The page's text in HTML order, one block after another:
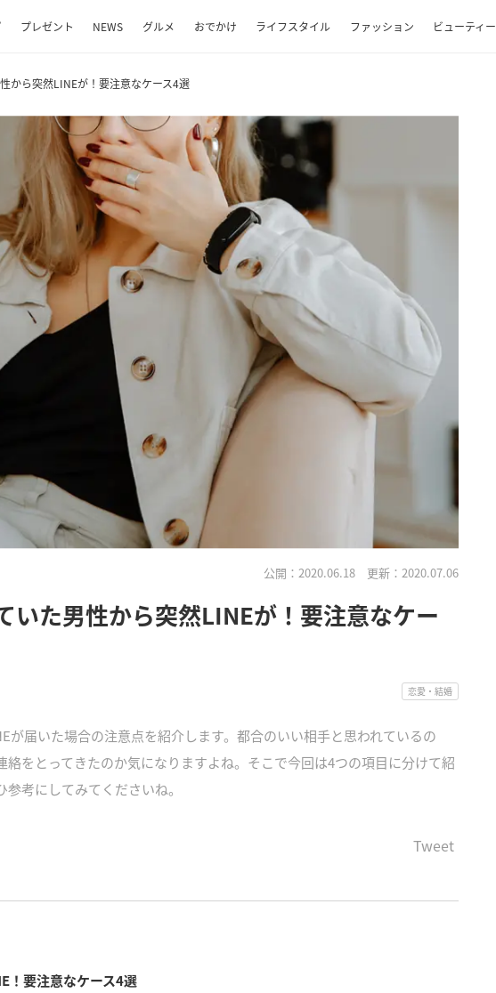
プレゼント NEWS グルメ おでかけ ライフスタイル ファッション ビューティー
から突然LINEが！要注意なケース4選
公開：2020.06.18 更新：2020.07.06
いた男性から突然LINEが！要注意なケー
恋愛・結婚
が届いた場合の注意点を紹介します。都合のいい相手と思われているの
絡をとってきたのか気になりますよね。そこで今回は4つの項目に分けて紹
考にしてみてくださいね。
Tweet
！要注意なケース4選